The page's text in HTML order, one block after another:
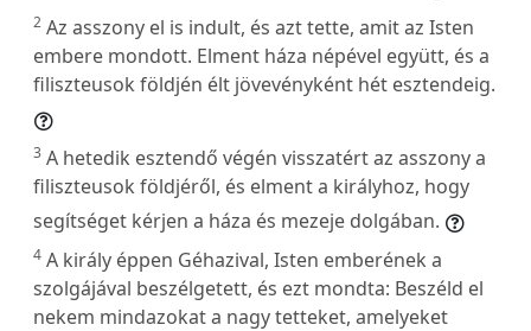
2 Az asszony el is indult, és azt tette, amit az Isten
embere mondott. Elment háza népével együtt, és a
filiszteusok földjén élt jövevényként hét esztendeig.
3 A hetedik esztendő végén visszatért az asszony a
filiszteusok földjéről, és elment a királyhoz, hogy
segítséget kérjen a háza és mezeje dolgában.
4 A király éppen Géhazival, Isten emberének a
szolgájával beszélgetett, és ezt mondta: Beszéld el
nekem mindazokat a nagy tetteket, amelyeket